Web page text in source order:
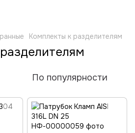
Комплекты к разделителям
По популярности